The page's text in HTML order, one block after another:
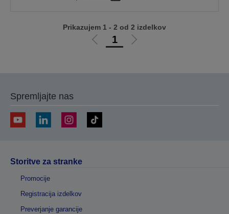
Pojdi1
Pojdi
Prikazujem 1 - 2 od 2 izdelkov
Spremljajte nas
Storitve za stranke
Promocije
Registracija izdelkov
Preverjanje garancije